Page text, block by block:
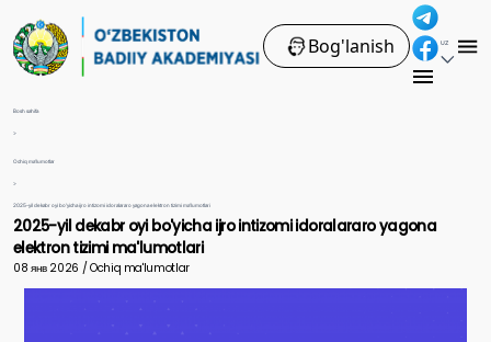
Bog'lanish UZ
Bosh sahifa
>
Ochiq ma'lumotlar
>
2025-yil dekabr oyi bo'yicha ijro intizomi idoralararo yagona elektron tizimi ma'lumotlari
2025-yil dekabr oyi bo'yicha ijro intizomi idoralararo yagona
elektron tizimi ma'lumotlari
08 янв 2026 / Ochiq ma'lumotlar